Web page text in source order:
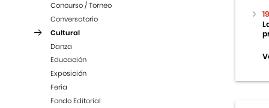
Concurso / Torneo
Conversatorio
Cultural
Danza
Educación
Exposición
Feria
Fondo Editorial